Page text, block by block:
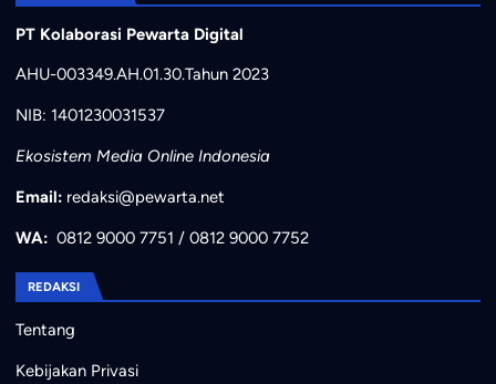
PT Kolaborasi Pewarta Digital
AHU-003349.AH.01.30.Tahun 2023
NIB: 1401230031537
Ekosistem Media Online Indonesia
Email: redaksi@pewarta.net
WA: 0812 9000 7751 / 0812 9000 7752
REDAKSI
Tentang
Kebijakan Privasi